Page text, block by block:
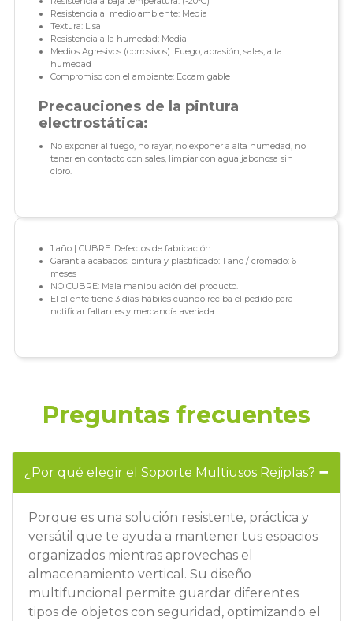
Resistencia al medio ambiente: Media
Textura: Lisa
Resistencia a la humedad: Media
Medios Agresivos (corrosivos): Fuego, abrasión, sales, alta
humedad
Compromiso con el ambiente: Ecoamigable
Precauciones de la pintura
electrostática:
No exponer al fuego, no rayar, no exponer a alta humedad, no
tener en contacto con sales, limpiar con agua jabonosa sin
cloro.
1 año | CUBRE: Defectos de fabricación.
Garantía acabados: pintura y plastificado: 1 año / cromado: 6
meses
NO CUBRE: Mala manipulación del producto.
El cliente tiene 3 días hábiles cuando reciba el pedido para
notificar faltantes y mercancía averiada.
Preguntas frecuentes
¿Por qué elegir el Soporte Multiusos Rejiplas?
Porque es una solución resistente, práctica y
versátil que te ayuda a mantener tus espacios
organizados mientras aprovechas el
almacenamiento vertical. Su diseño
multifuncional permite guardar diferentes
tipos de objetos con seguridad, optimizando el